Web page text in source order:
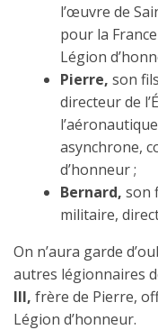
l’œuvre de
pour la
Légion
Pierre, son
directeur de
asynchrone,
d’honneur ;
Bernard, son
militaire,
On n’aura garde
autres légionnaires
III, frère de Pierre,
Légion d’honneur.